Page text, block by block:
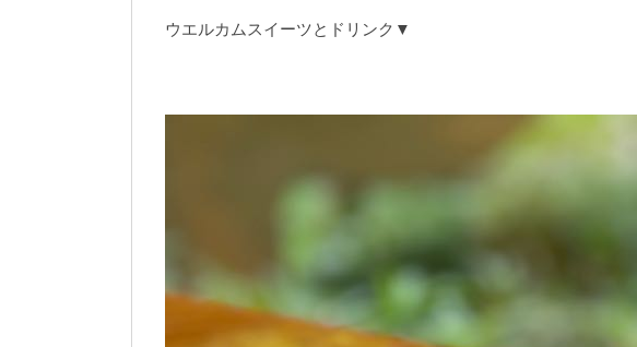
ウエルカムスイーツとドリンク▼